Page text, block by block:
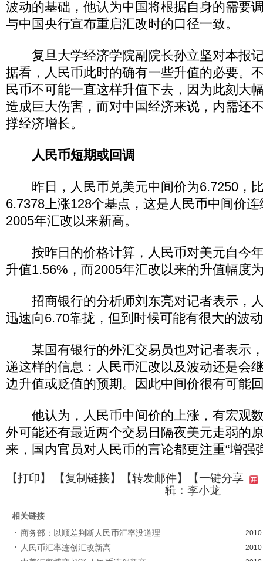
波动的基础，他认为中国将根据自身的需要
与中国央行宣布重启汇改时的口径一致。
复旦大学经济学院副院长孙立坚对本报
据看，人民币此时的确有一些升值的必要。
民币不可能一直这样升值下去，因为此刻大
造成巨大伤害，而对中国经济来说，内需还
撑经济增长。
人民币短期或回调
昨日，人民币兑美元中间价为6.7250，
6.7378上涨128个基点，这是人民币中间价
2005年汇改以来新高。
按昨日的价格计算，人民币对美元自今
升值1.56%，而2005年汇改以来的升值幅度
招商银行的分析师刘东亮对记者表示，
迅速向6.70靠拢，但到时候可能有很大的波
某国有银行的外汇交易员也对记者表示
递这样的信息：人民币汇改以及波动还是会
边升值或贬值的预期。因此中间价很有可能
他认为，人民币中间价的上涨，有宏观
外可能还有最近两个交易日隔夜美元走弱的
来，国内官员对人民币的言论都更注重“增强
【打印】 【复制链接】【转发邮件】
【一键分享
辑：李小龙
相关链接
商务部：以顺差判断人民币汇率没道理
人民币汇率连创汇改新高